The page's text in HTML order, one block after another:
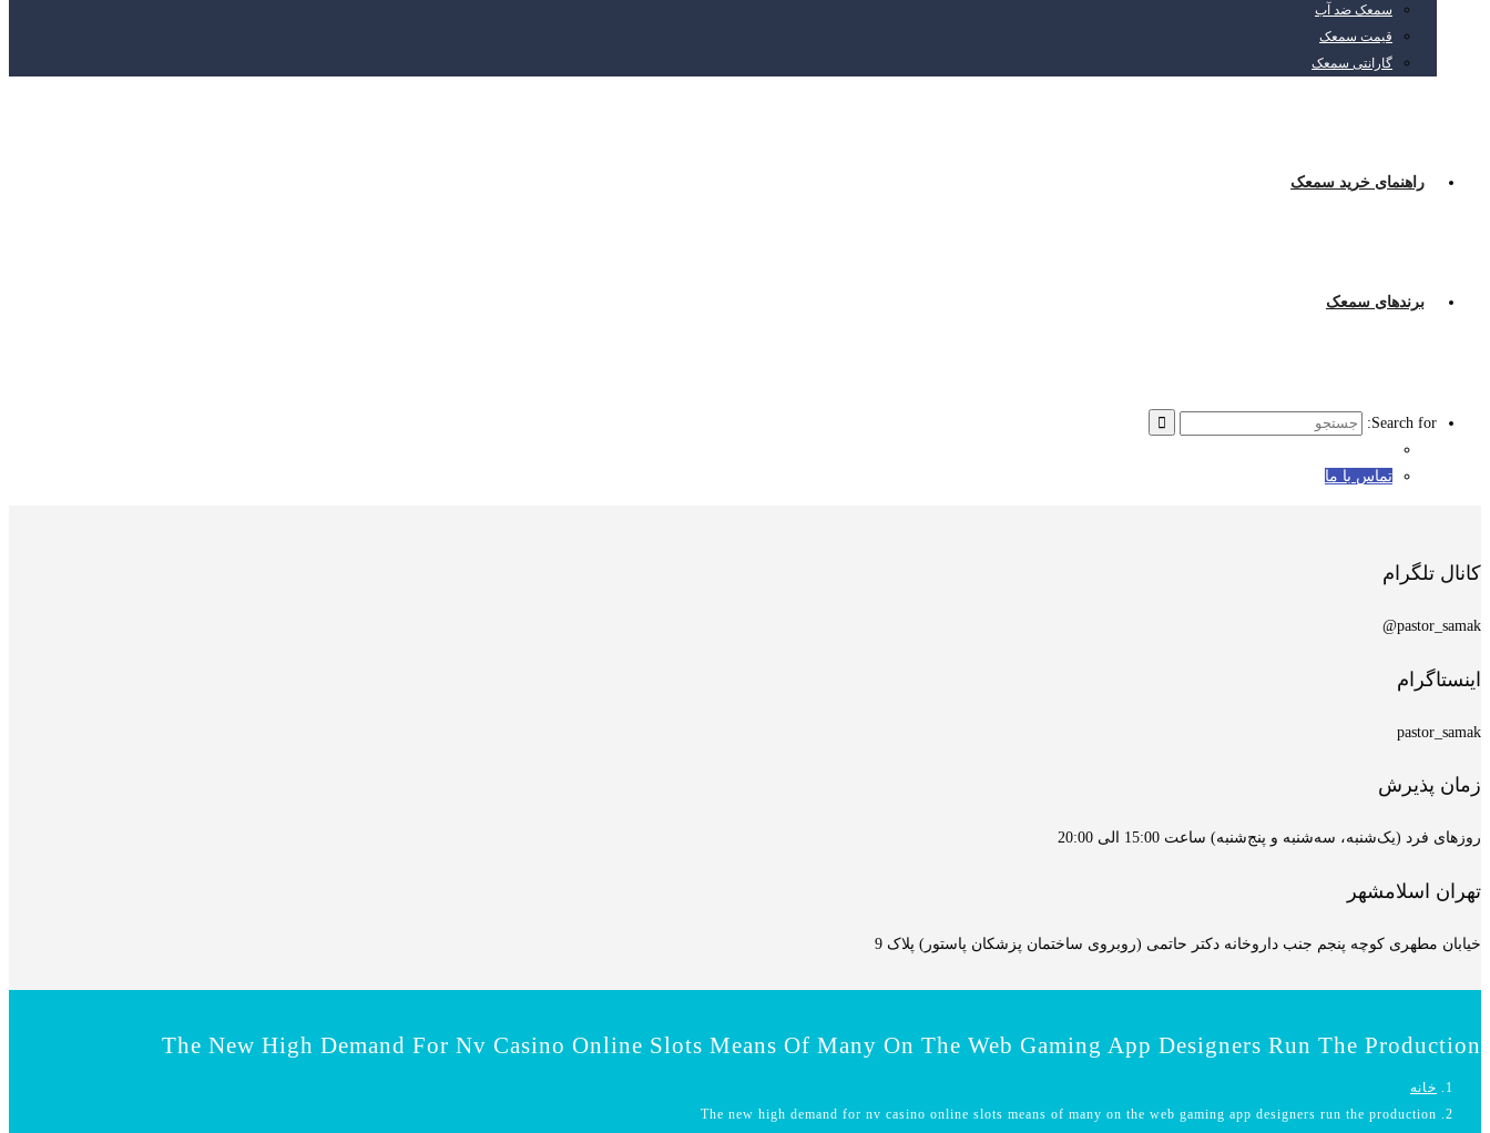
سمعک ضد آب
قیمت سمعک
گارانتی سمعک
راهنمای خرید سمعک
برندهای سمعک
Search for:
تماس با ما
کانال تلگرام
pastor_samak@
اینستاگرام
pastor_samak
زمان پذیرش
روزهای فرد (یک‌شنبه، سه‌شنبه و پنج‌شنبه) ساعت 15:00 الی 20:00
تهران اسلامشهر
خیابان مطهری کوچه پنجم جنب داروخانه دکتر حاتمی (روبروی ساختمان پزشکان پاستور) پلاک 9
The New High Demand For Nv Casino Online Slots Means Of Many On The Web Gaming App Designers Run The Production
خانه
The new high demand for nv casino online slots means of many on the web gaming app designers run the production